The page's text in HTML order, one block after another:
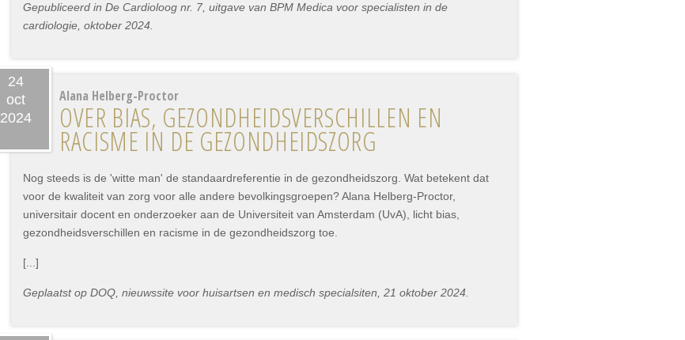
Gepubliceerd in De Cardioloog nr. 7, uitgave van BPM Medica voor specialisten in de
cardiologie, oktober 2024.
24
oct
2024
Alana Helberg-Proctor
OVER BIAS, GEZONDHEIDSVERSCHILLEN EN
RACISME IN DE GEZONDHEIDSZORG
Nog steeds is de 'witte man' de standaardreferentie in de gezondheidszorg. Wat betekent dat
voor de kwaliteit van zorg voor alle andere bevolkingsgroepen? Alana Helberg-Proctor,
universitair docent en onderzoeker aan de Universiteit van Amsterdam (UvA), licht bias,
gezondheidsverschillen en racisme in de gezondheidszorg toe.
[...]
Geplaatst op DOQ, nieuwssite voor huisartsen en medisch specialsiten, 21 oktober 2024.